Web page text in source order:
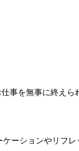
事を無事に終え
ーションやリフ